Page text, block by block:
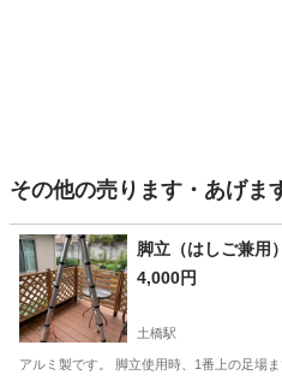
その他の売ります・あげま
脚立（はしご兼用
4,000円
土橋駅
アルミ製です。 脚立使用時、1番上の足場